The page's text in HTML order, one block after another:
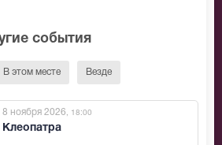
события
В этом месте Везде
Клеопатра
8 ноября 2026 , 18:00